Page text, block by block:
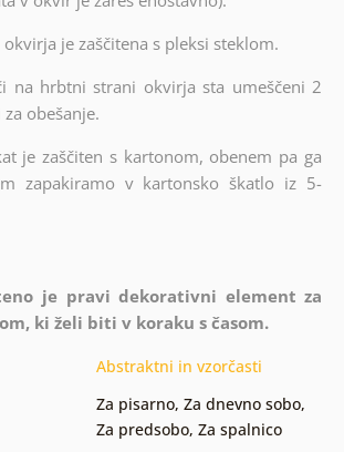
je zaščitena s pleksi steklom.
na hrbtni strani okvirja sta umeščeni 2
obešanje.
je zaščiten s kartonom, obenem pa ga
zapakiramo v kartonsko škatlo iz 5-
je pravi dekorativni element za
ki želi biti v koraku s časom.
Abstraktni in vzorčasti
Za pisarno, Za dnevno sobo,
Za predsobo, Za spalnico